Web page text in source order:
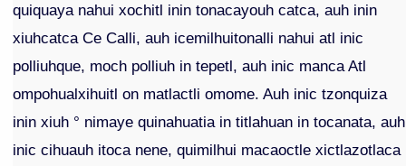
quiquaya nahui xochitl inin tonacayouh catca, auh inin
xiuhcatca Ce Calli, auh icemilhuitonalli nahui atl inic
polliuhque, moch polliuh in tepetl, auh inic manca Atl
ompohualxihuitl on matlactli omome. Auh inic tzonquiza
inin xiuh ° nimaye quinahuatia in titlahuan in tocanata, auh
inic cihuauh itoca nene, quimilhui macaoctle xictlazotlaca